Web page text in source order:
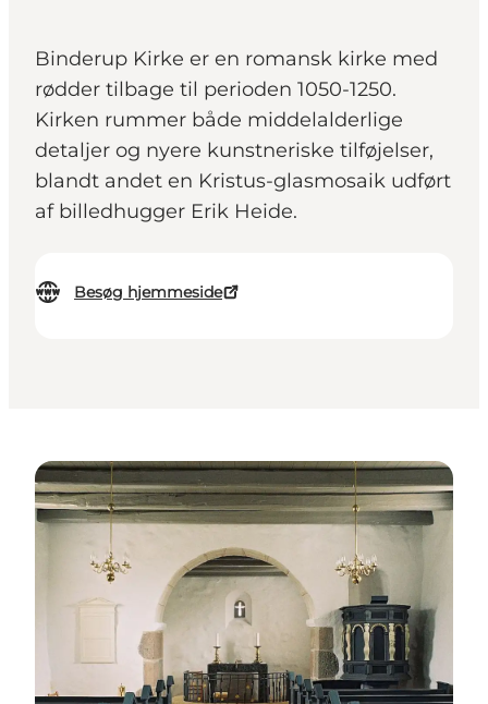
Binderup Kirke er en romansk kirke med
rødder tilbage til perioden 1050-1250.
Kirken rummer både middelalderlige
detaljer og nyere kunstneriske tilføjelser,
blandt andet en Kristus-glasmosaik udført
af billedhugger Erik Heide.
Besøg hjemmeside